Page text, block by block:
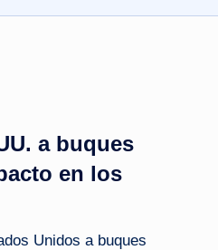
a buques
en los
Unidos a buques